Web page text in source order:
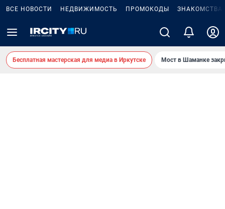
ВСЕ НОВОСТИ НЕДВИЖИМОСТЬ ПРОМОКОДЫ ЗНАКОМСТВА
Бесплатная мастерская для медиа в Иркутске Мост в Шаманке